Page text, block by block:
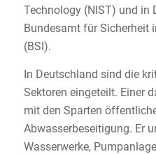
Technology (NIST) und in
Bundesamt für Sicherheit
(BSI).
In Deutschland sind die
Sektoren eingeteilt. Einer
mit den Sparten
Abwasserbeseitigung. Er
Wasserwerke,